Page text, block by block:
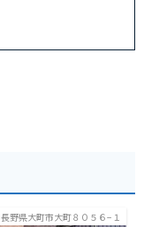
長野県大町市大町８０５６−１